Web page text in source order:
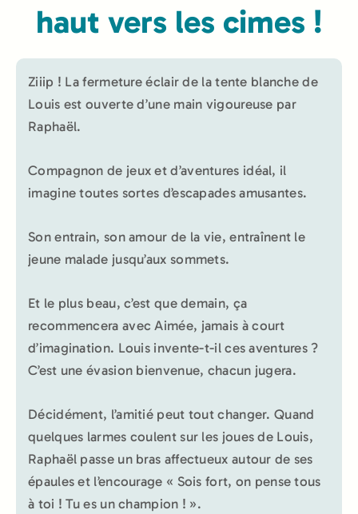
haut vers les cimes !
Ziiip ! La fermeture éclair de la tente blanche de
Louis est ouverte d’une main vigoureuse par
Raphaël.
Compagnon de jeux et d’aventures idéal, il
imagine toutes sortes d’escapades amusantes.
Son entrain, son amour de la vie, entraînent le
jeune malade jusqu’aux sommets.
Et le plus beau, c’est que demain, ça
recommencera avec Aimée, jamais à court
d’imagination. Louis invente-t-il ces aventures ?
C’est une évasion bienvenue, chacun jugera.
Décidément, l’amitié peut tout changer. Quand
quelques larmes coulent sur les joues de Louis,
Raphaël passe un bras affectueux autour de ses
épaules et l’encourage « Sois fort, on pense tous
à toi ! Tu es un champion ! ».